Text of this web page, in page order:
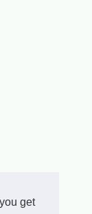
get